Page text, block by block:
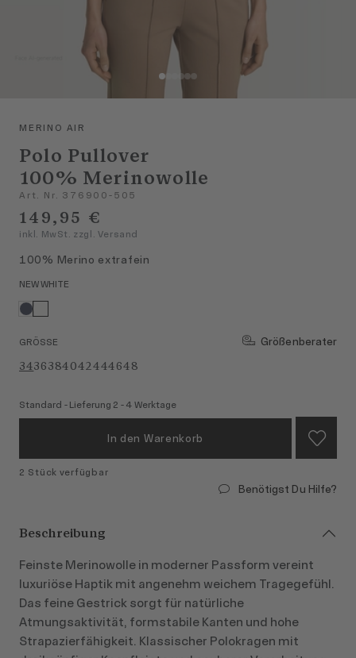
MERINO AIR
Polo Pullover
100% Merinowolle
Art. Nr. 376900-505
149,95 €
inkl. MwSt. zzgl. Versand
100% Merino extrafein
NEW WHITE
GRÖSSE
Größenberater
3436384042444648
Standard - Lieferung 2 - 4 Werktage
In den Warenkorb
2 Stück verfügbar
Benötigst Du Hilfe?
Beschreibung
Feinste Merinowolle in moderner Passform vereint
luxuriöse Haptik mit angenehm weichem Tragegefühl.
Das feine Gestrick sorgt für natürliche
Atmungsaktivität, formstabile Kanten und hohe
Strapazierfähigkeit. Klassischer Polokragen mit